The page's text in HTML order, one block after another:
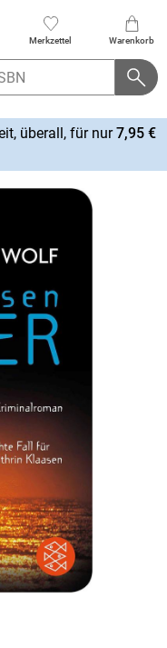
Merkzettel Warenkorb
überall, für nur7,95 €